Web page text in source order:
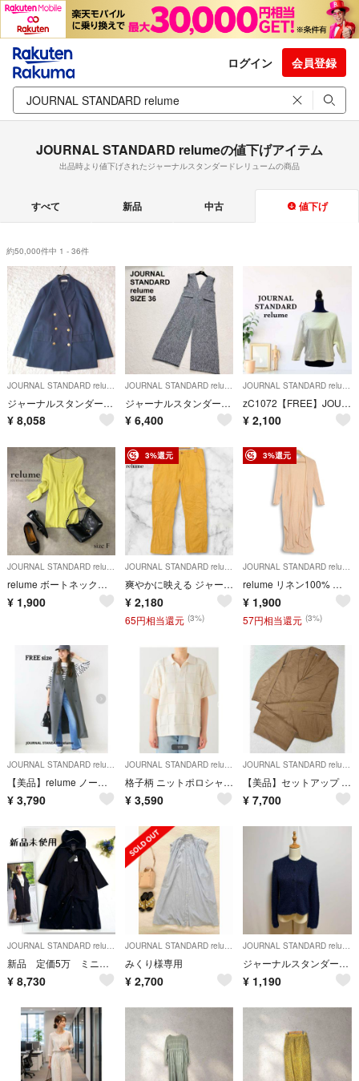
ログイン 会員登録
JOURNAL STANDARD relumeの値下げアイテム
出品時より値下げされたジャーナルスタンダードレリュームの商品
すべて 新品 中古 値下げ
約50,000件中 1 - 36件
JOURNAL STANDARD relume
ジャーナルスタンダード レリューム テーラードジャケット ダブル［B383］
¥ 8,058
JOURNAL STANDARD relume
ジャーナルスタンダードレリューム ツイードフリンジVネックサロペット（13）
¥ 6,400
JOURNAL STANDARD relume
zC1072【FREE】JOURNAL STANDARD relume
¥ 2,100
JOURNAL STANDARD relume
relume ボートネック風リブニット ライムイエロー F（M相当）
¥ 1,900
3%還元
JOURNAL STANDARD relume
爽やかに映える ジャーナルスタンダード リルーム リネン混テーパードパンツ 黄 JOURNAL STANDARD relume
¥ 2,180
65円相当還元 (3%)
3%還元
JOURNAL STANDARD relume
relume リネン100% ロングカーディガン F ノームコア 羽織り
¥ 1,900
57円相当還元 (3%)
JOURNAL STANDARD relume
【美品】relume ノースリーブ グレー ワンピース ジャンスカ
¥ 3,790
JOURNAL STANDARD relume
格子柄 ニットポロシャツ 半袖 ホワイト
¥ 3,590
JOURNAL STANDARD relume
【美品】セットアップ JOURNAL STANDARD relume Mサイズ
¥ 7,700
JOURNAL STANDARD relume
新品 定価5万 ミニッツ ジャーナルスタンダードレリューム ロングコート 黒
¥ 8,730
JOURNAL STANDARD relume
みくり様専用
¥ 2,700
JOURNAL STANDARD relume
ジャーナルスタンダードrelumeふんわりニット クルーネックニットカーディガン
¥ 1,190